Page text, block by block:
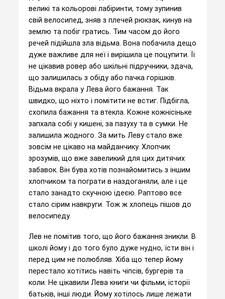
великі та кольорові лабіринти, тому зупинив
свій велосипед, зняв з плечей рюкзак, кинув на
землю та побіг гратись. Тим часом до його
речей підійшла зла відьма. Вона побачила дещо
дуже важливе для неї і вирішила це поцупити. Її
не цікавив ровер або шкільні підручники, здача,
що залишилась з обіду або пачка горішків.
Відьма вкрала у Лева його бажання. Так
швидко, що ніхто і помітити не встиг. Підбігла,
схопила бажання та втекла. Кожне кожнісіньке
запхала собі у кишені, за пазуху та в сумки. Не
залишила жодного. За мить Леву стало вже
зовсім не цікаво на майданчику. Хлопчик
зрозумів, що вже завеликий для цих дитячих
забавок. Він бува хотів познайомитись з іншим
хлопчиком та пограти в наздоганяли, але і це
стало занадто скучною ідеєю. Раптово все
стало сірим навкруги. Тож ж хлопець пішов до
велосипеду.
Лев не помітив того, що його бажання зникли. В
школі йому і до того було дуже нудно, їсти він і
перед цим не полюбляв. Хіба що тепер йому
перестало хотітись навіть чіпсів, бургерів та
коли. Не цікавили Лева книги чи фільми, історії
батьків, інші люди. Йому хотілось лише лежати